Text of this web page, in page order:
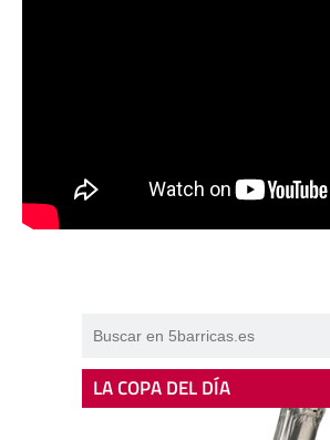
LA COPA DEL DÍA